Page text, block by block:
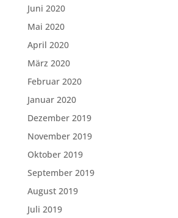
Juni 2020
Mai 2020
April 2020
März 2020
Februar 2020
Januar 2020
Dezember 2019
November 2019
Oktober 2019
September 2019
August 2019
Juli 2019